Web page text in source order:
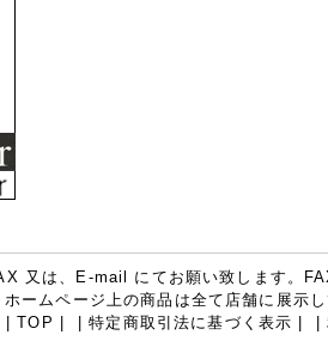
又は、E-mail にてお願い致します。
ホームページ上の商品は全て店舗に展示
|TOP |特定商取引法に基づく表示 |